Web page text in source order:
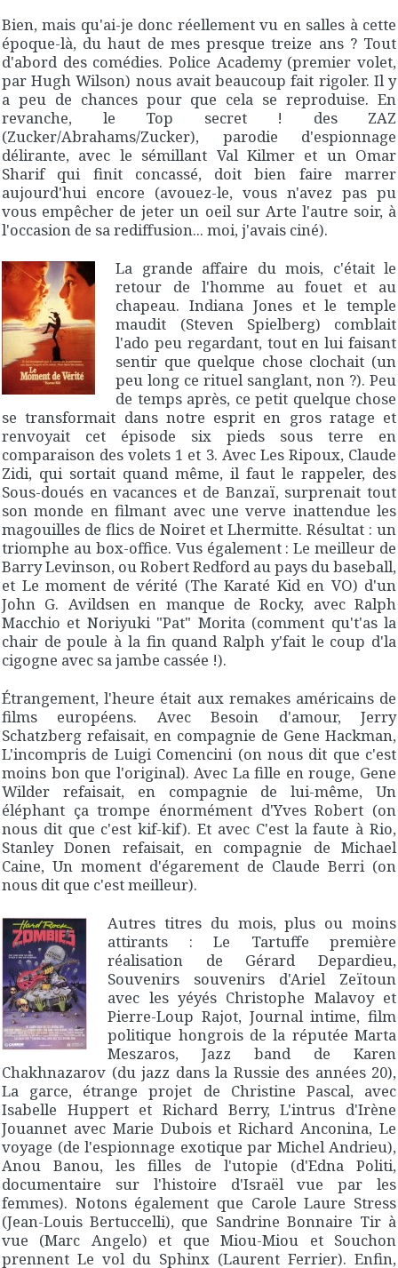
Bien, mais qu'ai-je donc réellement vu en salles à cette
époque-là, du haut de mes presque treize ans ? Tout
d'abord des comédies. Police Academy(premier volet,
par Hugh Wilson) nous avait beaucoup fait rigoler. Il y
a peu de chances pour que cela se reproduise. En
revanche, le Top secret ! des ZAZ
(Zucker/Abrahams/Zucker), parodie d'espionnage
délirante, avec le sémillant Val Kilmer et un Omar
Sharif qui finit concassé, doit bien faire marrer
aujourd'hui encore (avouez-le, vous n'avez pas pu
vous empêcher de jeter un oeil sur Arte l'autre soir, à
l'occasion de sa rediffusion... moi, j'avais ciné).
La grande affaire du mois, c'était le
retour de l'homme au fouet et au
chapeau.Indiana Jones et le temple
maudit (Steven Spielberg) comblait
l'ado peu regardant, tout en lui faisant
sentir que quelque chose clochait (un
peu long ce rituel sanglant, non ?). Peu
de temps après, ce petit quelque chose
se transformait dans notre esprit en gros ratage et
renvoyait cet épisode six pieds sous terre en
comparaison des volets 1 et 3. Avec Les Ripoux, Claude
Zidi, qui sortait quand même, il faut le rappeler, des
Sous-doués en vacances et de Banzaï, surprenait tout
son monde en filmant avec une verve inattendue les
magouilles de flics de Noiret et Lhermitte. Résultat : un
triomphe au box-office. Vus également :Le meilleur de
Barry Levinson, ou Robert Redford au pays du baseball,
et Le moment de vérité (The Karaté Kiden VO) d'un
John G. Avildsen en manque deRocky, avec Ralph
Macchio et Noriyuki "Pat" Morita (comment qu't'as la
chair de poule à la fin quand Ralph y'fait le coup d'la
cigogne avec sa jambe cassée !).
Étrangement, l'heure était aux remakes américains de
films européens. AvecBesoin d'amour, Jerry
Schatzberg refaisait, en compagnie de Gene Hackman,
L'incompris de Luigi Comencini (on nous dit que c'est
moins bon que l'original). Avec La fille en rouge, Gene
Wilder refaisait, en compagnie de lui-même, Un
éléphant ça trompe énormément d'Yves Robert (on
nous dit que c'est kif-kif). Et avec C'est la faute à Rio,
Stanley Donen refaisait, en compagnie de Michael
Caine, Un moment d'égarement de Claude Berri (on
nous dit que c'est meilleur).
Autres titres du mois, plus ou moins
attirants :Le Tartuffe première
réalisation de Gérard Depardieu,
Souvenirs souvenirs d'Ariel Zeïtoun
avec les yéyés Christophe Malavoy et
Pierre-Loup Rajot, Journal intime, film
politique hongrois de la réputée Marta
Meszaros,Jazz band de Karen
Chakhnazarov (du jazz dans la Russie des années 20),
La garce, étrange projet de Christine Pascal, avec
Isabelle Huppert et Richard Berry,L'intrus d'Irène
Jouannet avec Marie Dubois et Richard Anconina, Le
voyage (de l'espionnage exotique par Michel Andrieu),
Anou Banou, les filles de l'utopie (d'Edna Politi,
documentaire sur l'histoire d'Israël vue par les
femmes). Notons également que Carole Laure Stress
(Jean-Louis Bertuccelli), que Sandrine Bonnaire Tir à
vue (Marc Angelo) et que Miou-Miou et Souchon
prennent Le vol du Sphinx (Laurent Ferrier). Enfin,